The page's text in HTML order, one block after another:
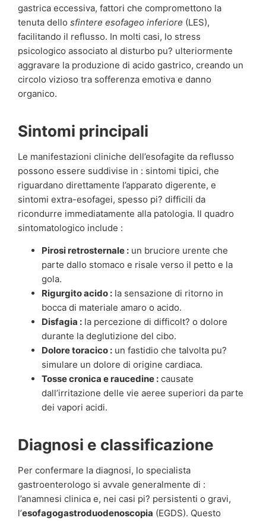
gastrica eccessiva, fattori che compromettono la
tenuta dello sfintere esofageo inferiore (LES),
facilitando il reflusso. In molti casi, lo stress
psicologico associato al disturbo pu? ulteriormente
aggravare la produzione di acido gastrico, creando un
circolo vizioso tra sofferenza emotiva e danno
organico.
Sintomi principali
Le manifestazioni cliniche dell’esofagite da reflusso
possono essere suddivise in : sintomi tipici, che
riguardano direttamente l’apparato digerente, e
sintomi extra-esofagei, spesso pi? difficili da
ricondurre immediatamente alla patologia. Il quadro
sintomatologico include :
Pirosi retrosternale : un bruciore urente che
parte dallo stomaco e risale verso il petto e la
gola.
Rigurgito acido : la sensazione di ritorno in
bocca di materiale amaro o acido.
Disfagia : la percezione di difficolt? o dolore
durante la deglutizione del cibo.
Dolore toracico : un fastidio che talvolta pu?
simulare un dolore di origine cardiaca.
Tosse cronica e raucedine : causate
dall’irritazione delle vie aeree superiori da parte
dei vapori acidi.
Diagnosi e classificazione
Per confermare la diagnosi, lo specialista
gastroenterologo si avvale generalmente di :
l’anamnesi clinica e, nei casi pi? persistenti o gravi,
l’esofagogastroduodenoscopia (EGDS). Questo